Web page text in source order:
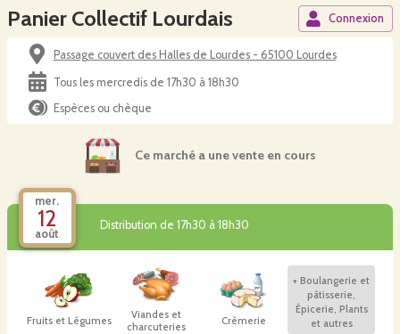
Panier Collectif Lourdais Connexion
Passage couvert des Halles de Lourdes - 65100 Lourdes
Tous les mercredis de 17h30 à 18h30
Espèces ou chèque
Ce marché a une vente en cours
mer.
12
août
Distribution de 17h30 à 18h30
Fruits et Légumes
Viandes et
charcuteries
Crèmerie
+ Boulangerie et
pâtisserie,
Épicerie, Plants
et autres